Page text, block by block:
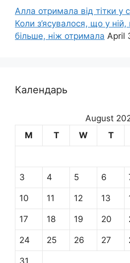
Алла отримала від тітки у
Коли з’ясувалося, що у
більше, ніж отримала April
Календарь
August
M
T W T
3 4 5 6
10 11 12 13
17 18 19 20
24 25 26 27
31